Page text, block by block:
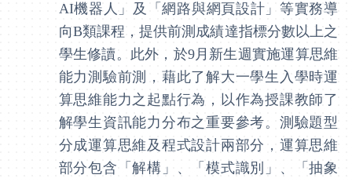
AI機器人」及「網路與網頁設計」等實務導
向B類課程，提供前測成績達指標分數以上之
學生修讀。此外，於9月新生週實施運算思維
能力測驗前測，藉此了解大一學生入學時運
算思維能力之起點行為，以作為授課教師了
解學生資訊能力分布之重要參考。測驗題型
分成運算思維及程式設計兩部分，運算思維
部分包含「解構」、「模式識別」、「抽象